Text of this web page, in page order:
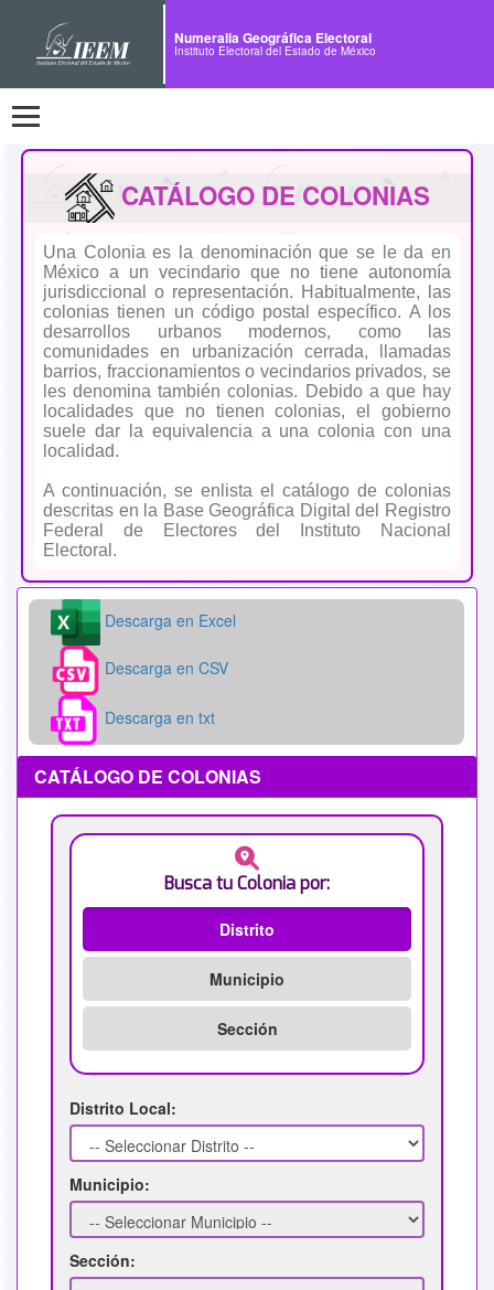
Numeralia Geográfica Electoral
Instituto Electoral del Estado de México
CATÁLOGO DE COLONIAS
Una Colonia es la denominación que se le da en
México a un vecindario que no tiene autonomía
jurisdiccional o representación. Habitualmente, las
colonias tienen un código postal específico. A los
desarrollos urbanos modernos, como las
comunidades en urbanización cerrada, llamadas
barrios, fraccionamientos o vecindarios privados, se
les denomina también colonias. Debido a que hay
localidades que no tienen colonias, el gobierno
suele dar la equivalencia a una colonia con una
localidad.
A continuación, se enlista el catálogo de colonias
descritas en la Base Geográfica Digital del Registro
Federal de Electores del Instituto Nacional
Electoral.
Descarga en Excel
Descarga en CSV
Descarga en txt
CATÁLOGO DE COLONIAS
Busca tu Colonia por:
Distrito
Municipio
Sección
Distrito Local:
Municipio:
Sección: